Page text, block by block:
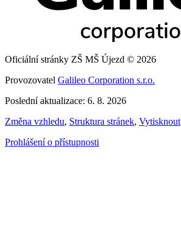
Oficiální stránky ZŠ MŠ Újezd © 2026
Provozovatel Galileo Corporation s.r.o.
Poslední aktualizace: 6. 8. 2026
Změna vzhledu, Struktura stránek, Vytisknout
Prohlášení o přístupnosti